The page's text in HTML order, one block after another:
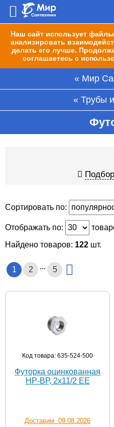
Наш сайт использует
анализировать
делать его лучше.
соглашаетесь с
Мир
Трубы
Сортировать по:
Отображать по:
Найдено товаров: 122 шт.
1 2 ... 5
Код товара: 635-524-500
Футорка оцинкованная
НР-ВР, 2х11/2 EE
Доставим 09.08.2026